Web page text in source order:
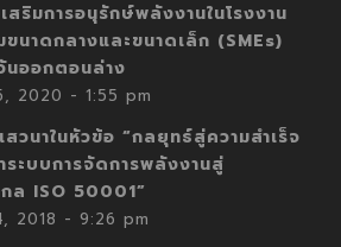
สริมการอนุรักษ์พลังงานในโรงงาน
นาดกลางและขนาดเล็ก (SMEs)
นออกตอนล่าง
2020 - 1:55 pm
วนาในหัวข้อ “กลยุทธ์สู่ความสำเร็จ
ะบบการจัดการพลังงานสู่
ล ISO 50001”
2018 - 9:26 pm